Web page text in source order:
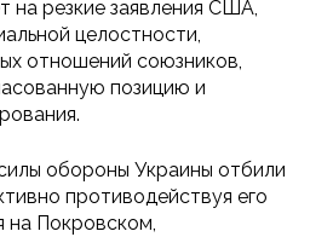
на резкие заявления США,
целостности,
отношений союзников,
позицию и
обороны Украины отбили
противодействуя его
на Покровском,